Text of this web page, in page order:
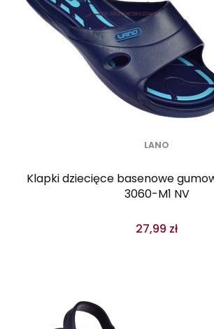
LANO
Klapki dziecięce basenowe gumowe Lano KL-2-
3060-M1 NV
27,99 zł